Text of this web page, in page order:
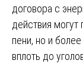
договора с
действия
пени, но и
вплоть до